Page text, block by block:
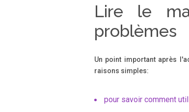
Lire le
problèmes
Un point important après
raisons simples:
pour savoir comment